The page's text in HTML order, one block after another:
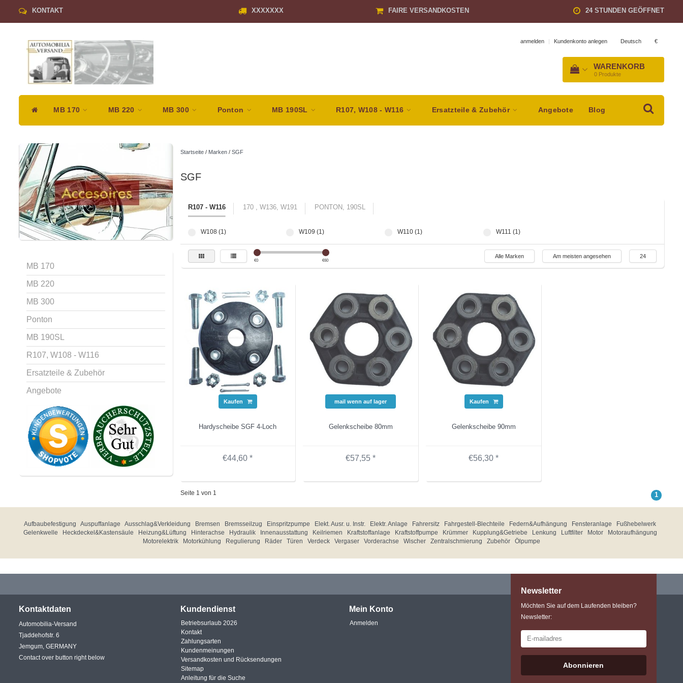
KONTAKT XXXXXXX FAIRE VERSANDKOSTEN 24 STUNDEN GEÖFFNET
anmelden | Kundenkonto anlegen Deutsch €
WARENKORB
0 Produkte
MB 170 MB 220 MB 300 Ponton MB 190SL R107, W108 - W116 Ersatzteile & Zubehör Angebote Blog
MB 170
MB 220
MB 300
Ponton
MB 190SL
R107, W108 - W116
Ersatzteile & Zubehör
Angebote
Startseite/ Marken/ SGF
SGF
R107 - W116 170 , W136, W191 PONTON, 190SL
W108 (1) W109 (1) W110 (1) W111 (1)
€0 €60
Alle Marken Am meisten angesehen 24
Kaufen
Hardyscheibe SGF 4-Loch
€44,60 *
mail wenn auf lager
Gelenkscheibe 80mm
€57,55 *
Kaufen
Gelenkscheibe 90mm
€56,30 *
Seite 1 von 1 1
Aufbaubefestigung Auspuffanlage Ausschlag&Verkleidung Bremsen Bremsseilzug Einspritzpumpe Elekt. Ausr. u. Instr. Elektr. Anlage Fahrersitz Fahrgestell-Blechteile Federn&Aufhängung Fensteranlage
Fußhebelwerk
Gelenkwelle
Heckdeckel&Kastensäule Heizung&Lüftung Hinterachse Hydraulik Innenausstattung Keilriemen Kraftstoffanlage Kraftstoffpumpe Krümmer Kupplung&Getriebe Lenkung Luftfilter Motor
Motoraufhängung
Motorelektrik
Motorkühlung Regulierung Räder Türen Verdeck Vergaser Vorderachse Wischer Zentralschmierung Zubehör Ölpumpe
Kontaktdaten
Automobilia-Versand
Tjaddehofstr. 6
Jemgum, GERMANY
Contact over button right below
Kundendienst
Betriebsurlaub 2026
Kontakt
Zahlungsarten
Kundenmeinungen
Versandkosten und Rücksendungen
Sitemap
Anleitung für die Suche
Mein Konto
Anmelden
Newsletter
Möchten Sie auf dem Laufenden bleiben?
Newsletter:
Abonnieren